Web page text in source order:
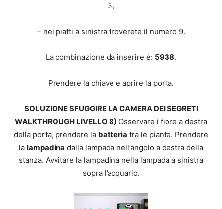
3,
– nei piatti a sinistra troverete il numero 9.
La combinazione da inserire è: 5938.
Prendere la chiave e aprire la porta.
SOLUZIONE SFUGGIRE LA CAMERA DEI SEGRETI
WALKTHROUGH LIVELLO 8) Osservare i fiore a destra
della porta, prendere la batteria tra le piante. Prendere
la lampadina dalla lampada nell’angolo a destra della
stanza. Avvitare la lampadina nella lampada a sinistra
sopra l’acquario.